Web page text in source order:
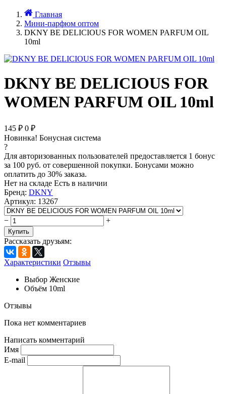
Главная
Мини-парфюм оптом
DKNY BE DELICIOUS FOR WOMEN PARFUM OIL
10ml
DKNY BE DELICIOUS FOR
WOMEN PARFUM OIL 10ml
145 ₽ 0 ₽
Новинка! Бонусная система
?
Для авторизованных пользователей предоставляется 1 бонус
за 100 руб. от совершенной покупки. Бонусами можно
оплатить до 30% заказа.
Нет на складе Есть в наличии
Бренд: DKNY
Артикул: 13267
− +
Купить
Рассказать друзьям:
Характеристики Отзывы
Выбор Женские
Объём 10ml
Отзывы
Пока нет комментариев
Написать комментарий
Имя
E-mail